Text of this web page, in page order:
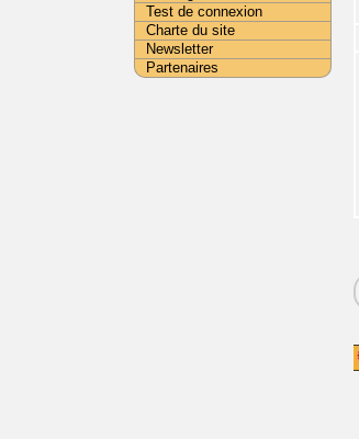
Test de connexion
Charte du site
Newsletter
Partenaires